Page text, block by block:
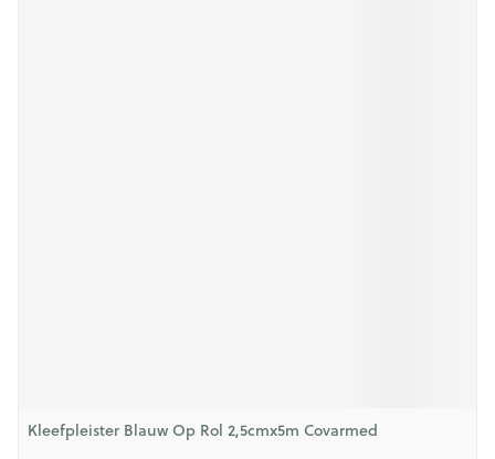
Kleefpleister Blauw Op Rol 2,5cmx5m Covarmed